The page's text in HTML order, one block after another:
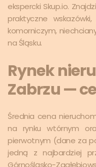
ekspercki Skup.io.
praktyczne
komorniczym,
na Śląsku.
Rynek
Zabrzu —
Średnia cena
na rynku wtórnym
pierwotnym (dane za
jedną z najbardziej
Górnośląsko-